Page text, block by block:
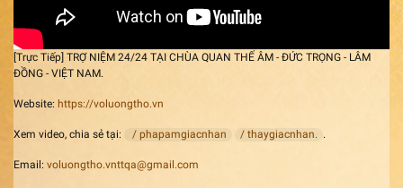
[Trực Tiếp] TRỢ NIỆM 24/24 TẠI CHÙA QUAN THẾ ÂM - ĐỨC TRỌNG - LÂM
ĐỒNG - VIỆT NAM.
Website: https://voluongtho.vn
Xem video, chia sẻ tại: / phapamgiacnhan / thaygiacnhan. .
Email: voluongtho.vnttqa@gmail.com